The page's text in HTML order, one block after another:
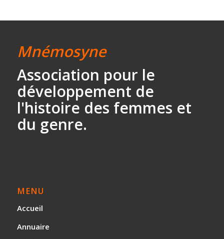
Mnémosyne
Association pour le
développement de
l'histoire des femmes et
du genre.
MENU
Accueil
Annuaire